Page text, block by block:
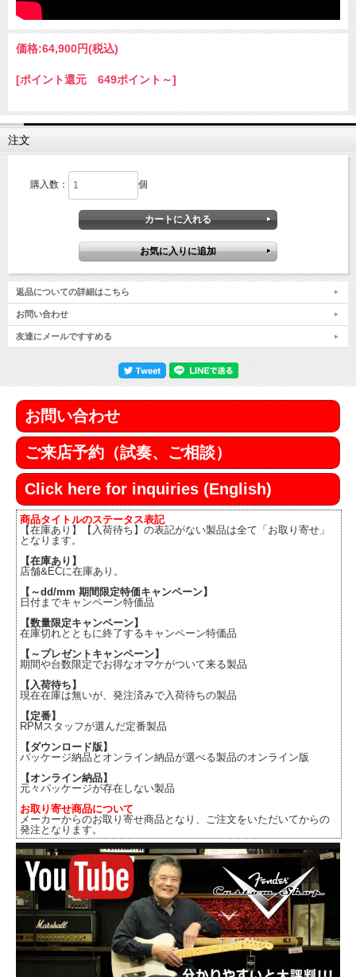
価格:64,900円(税込)
[ポイント還元 649ポイント～]
注文
購入数： 個
返品についての詳細はこちら
お問い合わせ
友達にメールですすめる
お問い合わせ
ご来店予約（試奏、ご相談）
Click here for inquiries (English)
商品タイトルのステータス表記
【在庫あり】【入荷待ち】の表記がない製品は全て「お取り寄せ」
となります。
【在庫あり】
店舗&ECに在庫あり。
【～dd/mm 期間限定特価キャンペーン】
日付までキャンペーン特価品
【数量限定キャンペーン】
在庫切れとともに終了するキャンペーン特価品
【～プレゼントキャンペーン】
期間や台数限定でお得なオマケがついて来る製品
【入荷待ち】
現在在庫は無いが、発注済みで入荷待ちの製品
【定番】
RPMスタッフが選んだ定番製品
【ダウンロード版】
パッケージ納品とオンライン納品が選べる製品のオンライン版
【オンライン納品】
元々パッケージが存在しない製品
お取り寄せ商品について
メーカーからのお取り寄せ商品となり、ご注文をいただいてからの
発注となります。